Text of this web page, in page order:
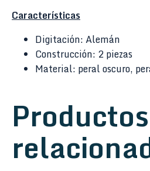
Características
Digitación: Alemán
Construcción: 2 piezas
Material: peral oscuro,
Productos